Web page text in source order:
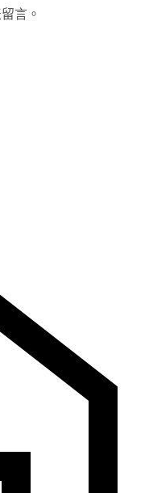
言。